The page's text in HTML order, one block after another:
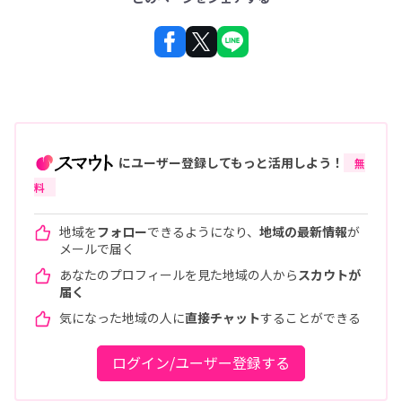
にユーザー登録してもっと活用しよう！
無
料
地域をフォローできるようになり、 地域の最新情報が
メールで届く
あなたのプロフィールを見た地域の人から スカウトが
届く
気になった地域の人に直接チャットすることができる
ログイン/ユーザー登録する